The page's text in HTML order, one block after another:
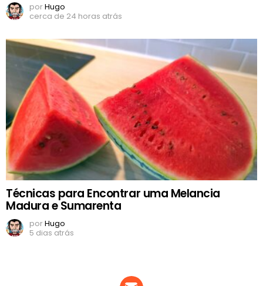
porHugo
cerca de 24 horas atrás
Técnicas para Encontrar uma Melancia
Madura e Sumarenta
porHugo
5 dias atrás